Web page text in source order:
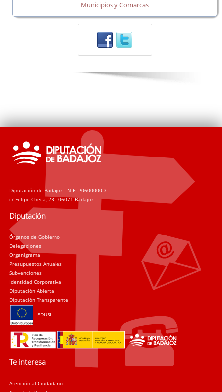
Municipios y Comarcas
Diputación de Badajoz - NIF: P0600000D
c/ Felipe Checa, 23 - 06071 Badajoz
Diputación
Órganos de Gobierno
Delegaciones
Organigrama
Presupuestos Anuales
Subvenciones
Identidad Corporativa
Diputación Abierta
Diputación Transparente
EDUSI
Te interesa
Atención al Ciudadano